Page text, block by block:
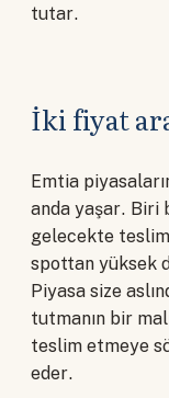
tutar.
İki fiyat
Emtia
anda yaşar. Biri
gelecekte
spottan yüksek
Piyasa size
tutmanın bir
teslim etmeye
eder.